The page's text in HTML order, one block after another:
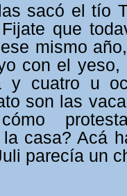
sacó el tío
que
mismo
con el
y cuatro u
son las
casa? Acá
parecía un